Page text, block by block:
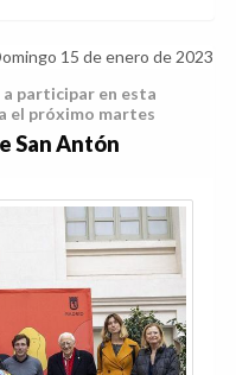
15 de enero de 2023
participar en esta
el próximo martes
San Antón